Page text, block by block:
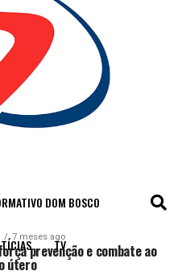
DOM BOSCO
TV
"colo do útero"
7 meses ago
prevenção e combate ao
útero